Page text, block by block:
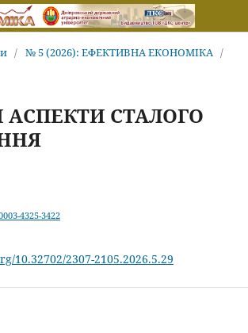
/ № 5 (2026): ЕФЕКТИВНА ЕКОНОМІКА /
АСПЕКТИ СТАЛОГО
4325-3422
10.32702/2307-2105.2026.5.29